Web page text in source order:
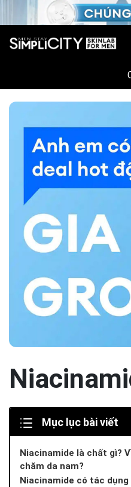
Mục lục bài viết
Niacinamide là chất gì?
chăm da nam?
Niacinamide có tác dụng